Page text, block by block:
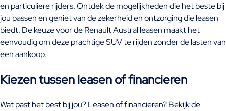
en particuliere rijders. Ontdek de mogelijkheden die het beste bij
jou passen en geniet van de zekerheid en ontzorging die leasen
biedt. De keuze voor de Renault Austral leasen maakt het
eenvoudig om deze prachtige SUV te rijden zonder de lasten van
een aankoop.
Kiezen tussen leasen of financieren
Wat past het best bij jou? Leasen of financieren? Bekijk de